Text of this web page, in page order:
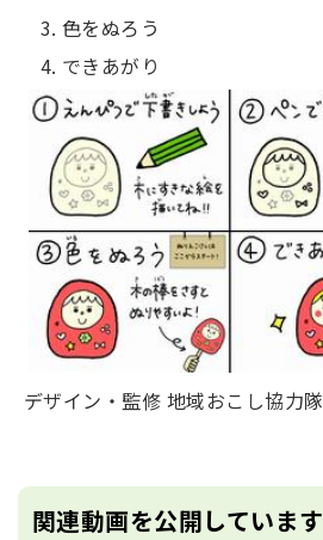
色をぬろう
できあがり
デザイン・監修 地域おこし協力隊
関連動画を公開しています